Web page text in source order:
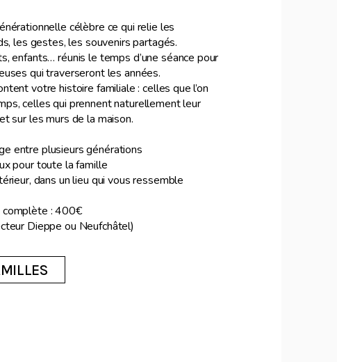
célèbre ce qui relie les
les gestes, les souvenirs partagés.
enfants… réunis le temps d’une séance pour
qui traverseront les années.
votre histoire familiale : celles que l’on
celles qui prennent naturellement leur
sur les murs de la maison.
entre plusieurs générations
pour toute la famille
dans un lieu qui vous ressemble
complète : 400€
Dieppe ou Neufchâtel)